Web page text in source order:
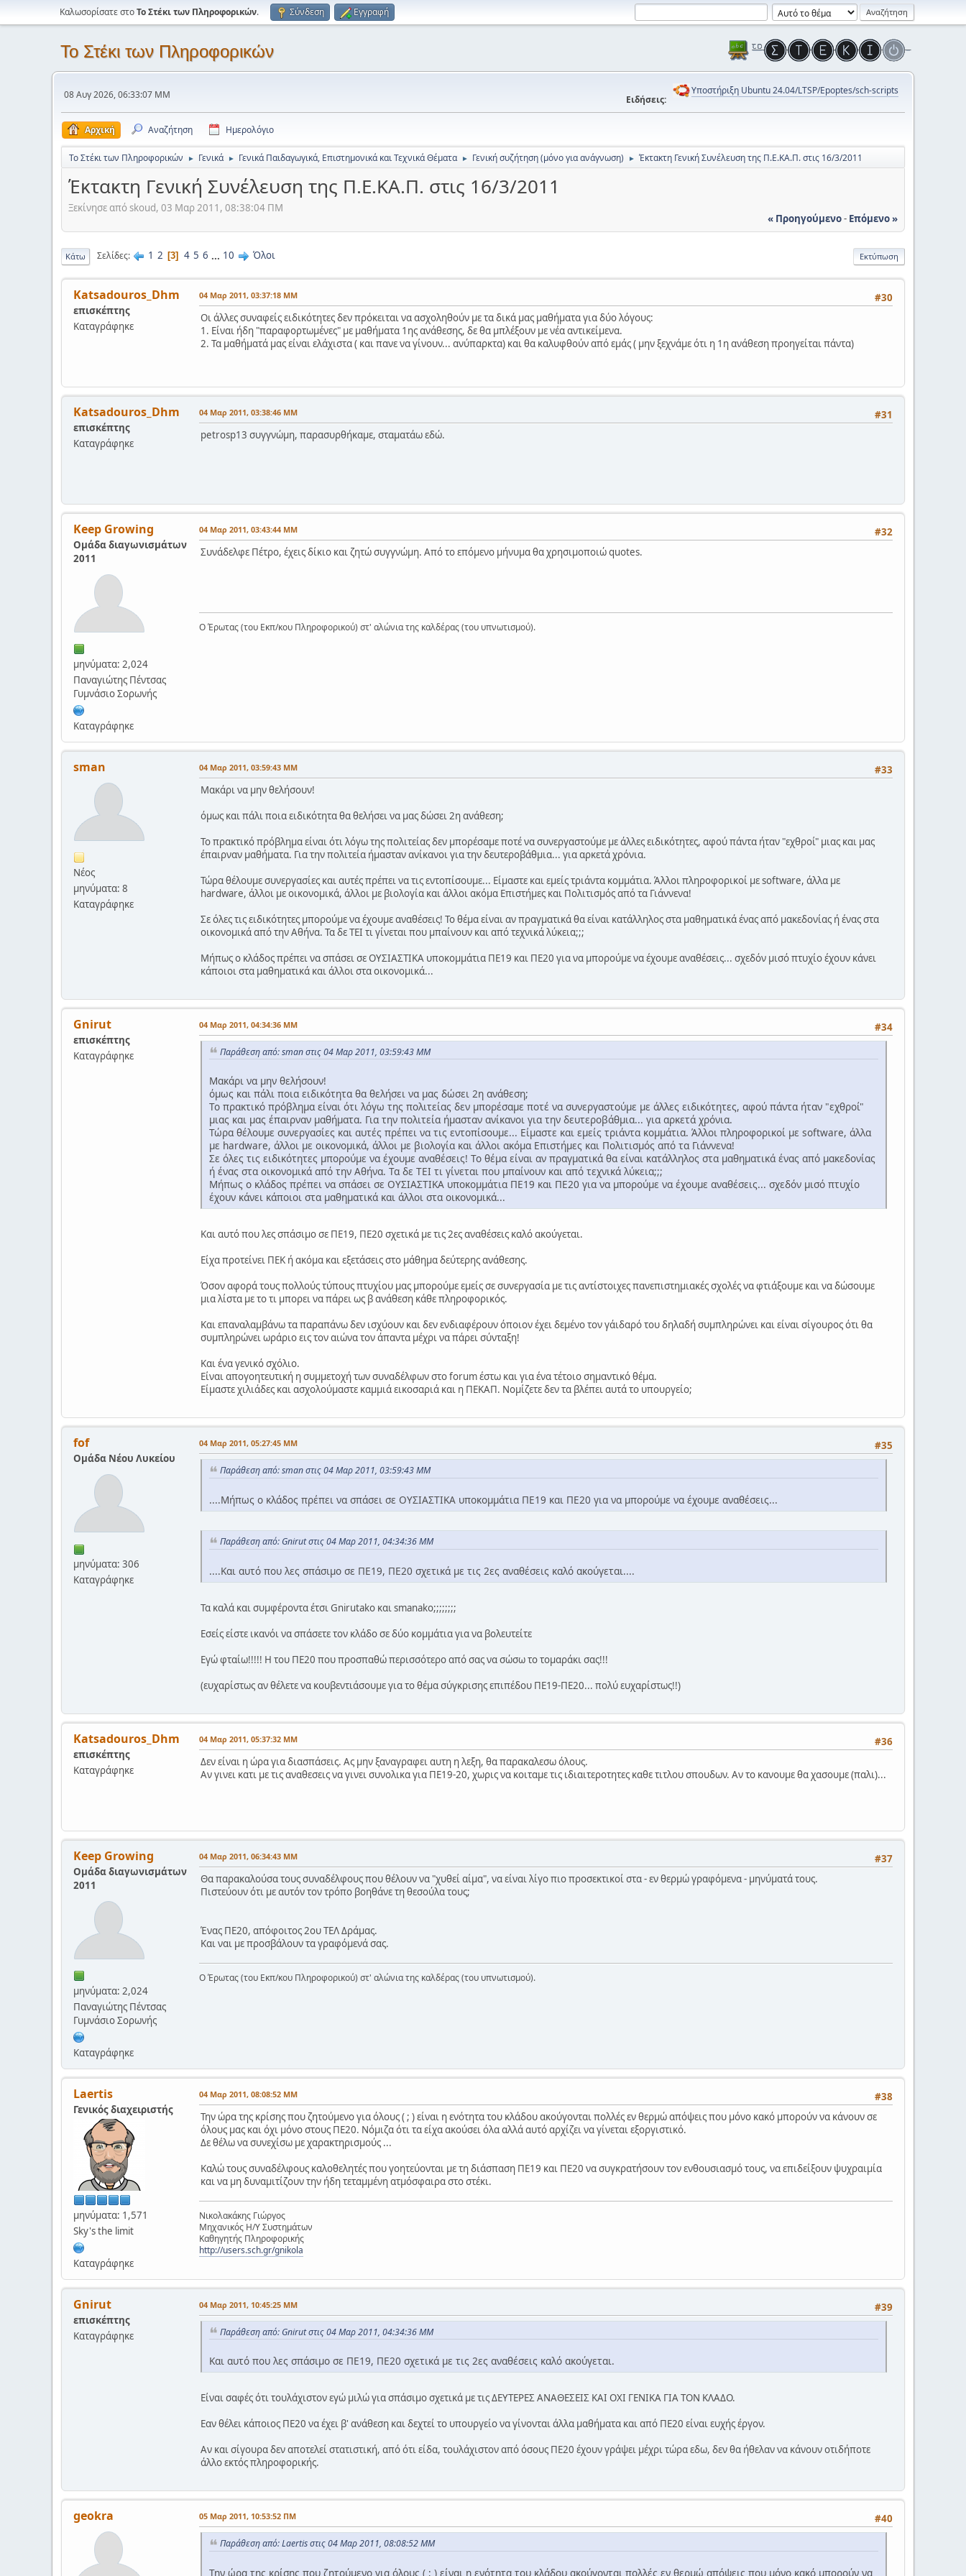
Καλωσορίσατε στοΤο Στέκι των Πληροφορικών. Σύνδεση Εγγραφή
Το Στέκι των Πληροφορικών
08 Αυγ 2026, 06:33:07 ΜΜ Ειδήσεις:
Υποστήριξη Ubuntu 24.04/LTSP/Epoptes/sch-scripts
Αρχική Αναζήτηση Ημερολόγιο
Το Στέκι των Πληροφορικών ► Γενικά ► Γενικά Παιδαγωγικά, Επιστημονικά και Τεχνικά Θέματα ► Γενική συζήτηση (μόνο για ανάγνωση) ► Έκτακτη Γενική Συνέλευση της Π.Ε.ΚΑ.Π. στις 16/3/2011
Έκτακτη Γενική Συνέλευση της Π.Ε.ΚΑ.Π. στις 16/3/2011
Ξεκίνησε από skoud, 03 Μαρ 2011, 08:38:04 ΠΜ
« Προηγούμενο- Επόμενο »
Εκτύπωση
Κάτω Σελίδες 1 2 3 4 5 6 ... 10 Όλοι
Katsadouros_Dhm
επισκέπτης
Καταγράφηκε
#30
04 Μαρ 2011, 03:37:18 ΜΜ
Οι άλλες συναφείς ειδικότητες δεν πρόκειται να ασχοληθούν με τα δικά μας μαθήματα για δύο λόγους:
1. Είναι ήδη "παραφορτωμένες" με μαθήματα 1ης ανάθεσης, δε θα μπλέξουν με νέα αντικείμενα.
2. Τα μαθήματά μας είναι ελάχιστα ( και πανε να γίνουν... ανύπαρκτα) και θα καλυφθούν από εμάς ( μην ξεχνάμε ότι η 1η ανάθεση προηγείται πάντα)
Katsadouros_Dhm
επισκέπτης
Καταγράφηκε
#31
04 Μαρ 2011, 03:38:46 ΜΜ
petrosp13 συγγνώμη, παρασυρθήκαμε, σταματάω εδώ.
Keep Growing
Ομάδα διαγωνισμάτων
2011
μηνύματα: 2,024
Παναγιώτης Πέντσας
Γυμνάσιο Σορωνής
Καταγράφηκε
#32
04 Μαρ 2011, 03:43:44 ΜΜ
Συνάδελφε Πέτρο, έχεις δίκιο και ζητώ συγγνώμη. Από το επόμενο μήνυμα θα χρησιμοποιώ quotes.
Ο Έρωτας (του Εκπ/κου Πληροφορικού) στ' αλώνια της καλδέρας (του υπνωτισμού).
sman
Νέος
μηνύματα: 8
Καταγράφηκε
#33
04 Μαρ 2011, 03:59:43 ΜΜ
Μακάρι να μην θελήσουν!
όμως και πάλι ποια ειδικότητα θα θελήσει να μας δώσει 2η ανάθεση;
Το πρακτικό πρόβλημα είναι ότι λόγω της πολιτείας δεν μπορέσαμε ποτέ να συνεργαστούμε με άλλες ειδικότητες, αφού πάντα ήταν "εχθροί" μιας και μας
έπαιρναν μαθήματα. Για την πολιτεία ήμασταν ανίκανοι για την δευτεροβάθμια... για αρκετά χρόνια.
Τώρα θέλουμε συνεργασίες και αυτές πρέπει να τις εντοπίσουμε... Είμαστε και εμείς τριάντα κομμάτια. Άλλοι πληροφορικοί με software, άλλα με
hardware, άλλοι με οικονομικά, άλλοι με βιολογία και άλλοι ακόμα Επιστήμες και Πολιτισμός από τα Γιάννενα!
Σε όλες τις ειδικότητες μπορούμε να έχουμε αναθέσεις! Το θέμα είναι αν πραγματικά θα είναι κατάλληλος στα μαθηματικά ένας από μακεδονίας ή ένας στα
οικονομικά από την Αθήνα. Τα δε ΤΕΙ τι γίνεται που μπαίνουν και από τεχνικά λύκεια;;;
Μήπως ο κλάδος πρέπει να σπάσει σε ΟΥΣΙΑΣΤΙΚΑ υποκομμάτια ΠΕ19 και ΠΕ20 για να μπορούμε να έχουμε αναθέσεις... σχεδόν μισό πτυχίο έχουν κάνει
κάποιοι στα μαθηματικά και άλλοι στα οικονομικά...
Gnirut
επισκέπτης
Καταγράφηκε
#34
04 Μαρ 2011, 04:34:36 ΜΜ
Παράθεση από: sman στις 04 Μαρ 2011, 03:59:43 ΜΜ
Μακάρι να μην θελήσουν!
όμως και πάλι ποια ειδικότητα θα θελήσει να μας δώσει 2η ανάθεση;
Το πρακτικό πρόβλημα είναι ότι λόγω της πολιτείας δεν μπορέσαμε ποτέ να συνεργαστούμε με άλλες ειδικότητες, αφού πάντα ήταν "εχθροί"
μιας και μας έπαιρναν μαθήματα. Για την πολιτεία ήμασταν ανίκανοι για την δευτεροβάθμια... για αρκετά χρόνια.
Τώρα θέλουμε συνεργασίες και αυτές πρέπει να τις εντοπίσουμε... Είμαστε και εμείς τριάντα κομμάτια. Άλλοι πληροφορικοί με software, άλλα
με hardware, άλλοι με οικονομικά, άλλοι με βιολογία και άλλοι ακόμα Επιστήμες και Πολιτισμός από τα Γιάννενα!
Σε όλες τις ειδικότητες μπορούμε να έχουμε αναθέσεις! Το θέμα είναι αν πραγματικά θα είναι κατάλληλος στα μαθηματικά ένας από μακεδονίας
ή ένας στα οικονομικά από την Αθήνα. Τα δε ΤΕΙ τι γίνεται που μπαίνουν και από τεχνικά λύκεια;;;
Μήπως ο κλάδος πρέπει να σπάσει σε ΟΥΣΙΑΣΤΙΚΑ υποκομμάτια ΠΕ19 και ΠΕ20 για να μπορούμε να έχουμε αναθέσεις... σχεδόν μισό πτυχίο
έχουν κάνει κάποιοι στα μαθηματικά και άλλοι στα οικονομικά...
Και αυτό που λες σπάσιμο σε ΠΕ19, ΠΕ20 σχετικά με τις 2ες αναθέσεις καλό ακούγεται.
Είχα προτείνει ΠΕΚ ή ακόμα και εξετάσεις στο μάθημα δεύτερης ανάθεσης.
Όσον αφορά τους πολλούς τύπους πτυχίου μας μπορούμε εμείς σε συνεργασία με τις αντίστοιχες πανεπιστημιακές σχολές να φτιάξουμε και να δώσουμε
μια λίστα με το τι μπορει να πάρει ως β ανάθεση κάθε πληροφορικός.
Και επαναλαμβάνω τα παραπάνω δεν ισχύουν και δεν ενδιαφέρουν όποιον έχει δεμένο τον γάιδαρό του δηλαδή συμπληρώνει και είναι σίγουρος ότι θα
συμπληρώνει ωράριο εις τον αιώνα τον άπαντα μέχρι να πάρει σύνταξη!
Και ένα γενικό σχόλιο.
Είναι απογοητευτική η συμμετοχή των συναδέλφων στο forum έστω και για ένα τέτοιο σημαντικό θέμα.
Είμαστε χιλιάδες και ασχολούμαστε καμμιά εικοσαριά και η ΠΕΚΑΠ. Νομίζετε δεν τα βλέπει αυτά το υπουργείο;
fof
Ομάδα Νέου Λυκείου
μηνύματα: 306
Καταγράφηκε
#35
04 Μαρ 2011, 05:27:45 ΜΜ
Παράθεση από: sman στις 04 Μαρ 2011, 03:59:43 ΜΜ
....Μήπως ο κλάδος πρέπει να σπάσει σε ΟΥΣΙΑΣΤΙΚΑ υποκομμάτια ΠΕ19 και ΠΕ20 για να μπορούμε να έχουμε αναθέσεις...
Παράθεση από: Gnirut στις 04 Μαρ 2011, 04:34:36 ΜΜ
....Και αυτό που λες σπάσιμο σε ΠΕ19, ΠΕ20 σχετικά με τις 2ες αναθέσεις καλό ακούγεται....
Τα καλά και συμφέροντα έτσι Gnirutako και smanako;;;;;;;;
Εσείς είστε ικανόι να σπάσετε τον κλάδο σε δύο κομμάτια για να βολευτείτε
Εγώ φταίω!!!!! Η του ΠΕ20 που προσπαθώ περισσότερο από σας να σώσω το τομαράκι σας!!!
(ευχαρίστως αν θέλετε να κουβεντιάσουμε για το θέμα σύγκρισης επιπέδου ΠΕ19-ΠΕ20... πολύ ευχαρίστως!!)
Katsadouros_Dhm
επισκέπτης
Καταγράφηκε
#36
04 Μαρ 2011, 05:37:32 ΜΜ
Δεν είναι η ώρα για διασπάσεις. Ας μην ξαναγραφει αυτη η λεξη, θα παρακαλεσω όλους.
Αν γινει κατι με τις αναθεσεις να γινει συνολικα για ΠΕ19-20, χωρις να κοιταμε τις ιδιαιτεροτητες καθε τιτλου σπουδων. Αν το κανουμε θα χασουμε (παλι)...
Keep Growing
Ομάδα διαγωνισμάτων
2011
μηνύματα: 2,024
Παναγιώτης Πέντσας
Γυμνάσιο Σορωνής
Καταγράφηκε
#37
04 Μαρ 2011, 06:34:43 ΜΜ
Θα παρακαλούσα τους συναδέλφους που θέλουν να "χυθεί αίμα", να είναι λίγο πιο προσεκτικοί στα - εν θερμώ γραφόμενα - μηνύματά τους.
Πιστεύουν ότι με αυτόν τον τρόπο βοηθάνε τη θεσούλα τους;
Ένας ΠΕ20, απόφοιτος 2ου ΤΕΛ Δράμας.
Και ναι με προσβάλουν τα γραφόμενά σας.
Ο Έρωτας (του Εκπ/κου Πληροφορικού) στ' αλώνια της καλδέρας (του υπνωτισμού).
Laertis
Γενικός διαχειριστής
μηνύματα: 1,571
Sky's the limit
Καταγράφηκε
#38
04 Μαρ 2011, 08:08:52 ΜΜ
Την ώρα της κρίσης που ζητούμενο για όλους ( ; ) είναι η ενότητα του κλάδου ακούγονται πολλές εν θερμώ απόψεις που μόνο κακό μπορούν να κάνουν σε
όλους μας και όχι μόνο στους ΠΕ20. Νόμιζα ότι τα είχα ακούσει όλα αλλά αυτό αρχίζει να γίνεται εξοργιστικό.
Δε θέλω να συνεχίσω με χαρακτηρισμούς ...
Καλώ τους συναδέλφους καλοθελητές που γοητεύονται με τη διάσπαση ΠΕ19 και ΠΕ20 να συγκρατήσουν τον ενθουσιασμό τους, να επιδείξουν ψυχραιμία
και να μη δυναμιτίζουν την ήδη τεταμμένη ατμόσφαιρα στο στέκι.
Νικολακάκης Γιώργος
Μηχανικός Η/Υ Συστημάτων
Καθηγητής Πληροφορικής
http://users.sch.gr/gnikola
Gnirut
επισκέπτης
Καταγράφηκε
#39
04 Μαρ 2011, 10:45:25 ΜΜ
Παράθεση από: Gnirut στις 04 Μαρ 2011, 04:34:36 ΜΜ
Και αυτό που λες σπάσιμο σε ΠΕ19, ΠΕ20 σχετικά με τις 2ες αναθέσεις καλό ακούγεται.
Είναι σαφές ότι τουλάχιστον εγώ μιλώ για σπάσιμο σχετικά με τις ΔΕΥΤΕΡΕΣ ΑΝΑΘΕΣΕΙΣ ΚΑΙ ΟΧΙ ΓΕΝΙΚΑ ΓΙΑ ΤΟΝ ΚΛΑΔΟ.
Εαν θέλει κάποιος ΠΕ20 να έχει β' ανάθεση και δεχτεί το υπουργείο να γίνονται άλλα μαθήματα και από ΠΕ20 είναι ευχής έργον.
Αν και σίγουρα δεν αποτελεί στατιστική, από ότι είδα, τουλάχιστον από όσους ΠΕ20 έχουν γράψει μέχρι τώρα εδω, δεν θα ήθελαν να κάνουν οτιδήποτε
άλλο εκτός πληροφορικής.
geokra #40
05 Μαρ 2011, 10:53:52 ΠΜ
Παράθεση από: Laertis στις 04 Μαρ 2011, 08:08:52 ΜΜ
Την ώρα της κρίσης που ζητούμενο για όλους ( ; ) είναι η ενότητα του κλάδου ακούγονται πολλές εν θερμώ απόψεις που μόνο κακό μπορούν να